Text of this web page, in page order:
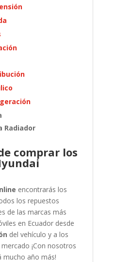
Radiador
comprar los
encontrarás los
los repuestos
de las marcas más
en Ecuador desde
del vehículo y a los
mercado ¡Con nosotros
mucho año más!